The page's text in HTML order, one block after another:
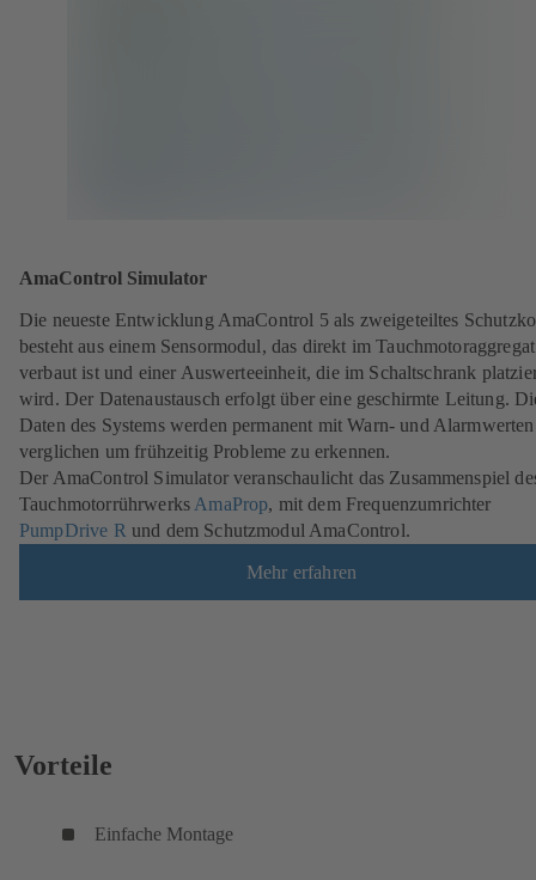
AmaControl Simulator
Die neueste Entwicklung AmaControl 5 als zweigeteiltes
besteht aus einem Sensormodul, das direkt im Tauchmotoraggregat
verbaut ist und einer Auswerteeinheit, die im Schaltschrank
wird. Der Datenaustausch erfolgt über eine geschirmte Leitung.
Daten des Systems werden permanent mit Warn- und Alarmwerten
verglichen um frühzeitig Probleme zu erkennen.
Der AmaControl Simulator veranschaulicht das Zusammenspiel
Tauchmotorrührwerks AmaProp, mit dem Frequenzumrichter
PumpDrive R und dem Schutzmodul AmaControl.
Mehr erfahren
Vorteile
Einfache Montage